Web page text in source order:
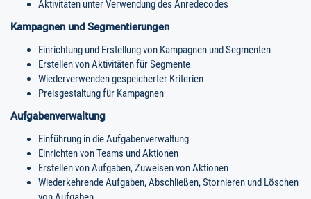
Aktivitäten unter Verwendung des Anredecodes
Kampagnen und Segmentierungen
Einrichtung und Erstellung von Kampagnen und Segmenten
Erstellen von Aktivitäten für Segmente
Wiederverwenden gespeicherter Kriterien
Preisgestaltung für Kampagnen
Aufgabenverwaltung
Einführung in die Aufgabenverwaltung
Einrichten von Teams und Aktionen
Erstellen von Aufgaben, Zuweisen von Aktionen
Wiederkehrende Aufgaben, Abschließen, Stornieren und Löschen